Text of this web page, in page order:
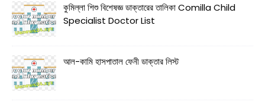
কুমিল্লা শিশু বিশেষজ্ঞ ডাক্তারের তালিকা Comilla Child
Specialist Doctor List
আল-কামি হাসপাতাল ফেনী ডাক্তার লিস্ট